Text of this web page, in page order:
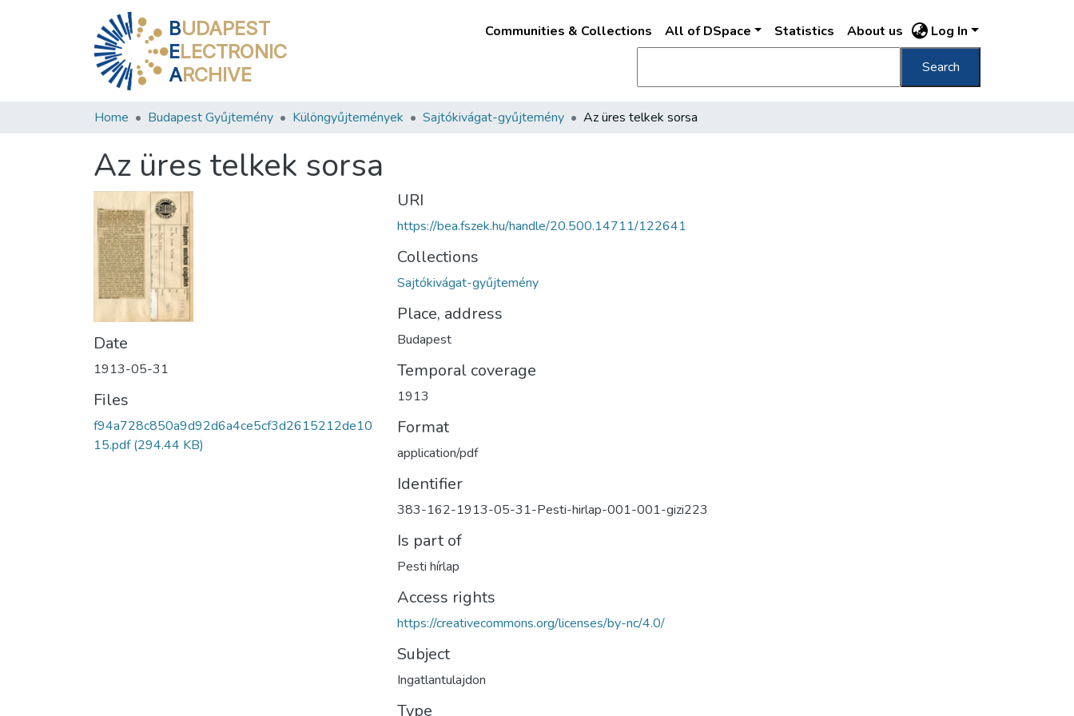
BUDAPEST
ELECTRONIC
ARCHIVE
Communities & Collections All of DSpace Statistics About us Log In
Search
Home Budapest Gyűjtemény Különgyűjtemények Sajtókivágat-gyűjtemény Az üres telkek sorsa
Az üres telkek sorsa
Date
1913-05-31
Files
f94a728c850a9d92d6a4ce5cf3d2615212de10
15.pdf(294.44 KB)
URI
https://bea.fszek.hu/handle/20.500.14711/122641
Collections
Sajtókivágat-gyűjtemény
Place, address
Budapest
Temporal coverage
1913
Format
application/pdf
Identifier
383-162-1913-05-31-Pesti-hirlap-001-001-gizi223
Is part of
Pesti hírlap
Access rights
https://creativecommons.org/licenses/by-nc/4.0/
Subject
Ingatlantulajdon
Type